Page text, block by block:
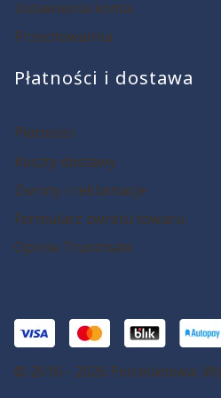
Ustawienia konta
Przechowalnia
Płatności i dostawa
Płatności
Koszty dostawy
Zwroty i reklamacje
Formularz zwrotu towaru
Opinie Trustmate
© 2016 - 2026 Porcelanowa.